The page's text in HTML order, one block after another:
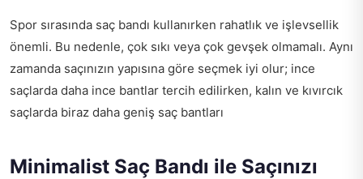
Spor sırasında saç bandı kullanırken rahatlık ve işlevsellik
önemli. Bu nedenle, çok sıkı veya çok gevşek olmamalı. Aynı
zamanda saçınızın yapısına göre seçmek iyi olur; ince
saçlarda daha ince bantlar tercih edilirken, kalın ve kıvırcık
saçlarda biraz daha geniş saç bantları
Minimalist Saç Bandı ile Saçınızı